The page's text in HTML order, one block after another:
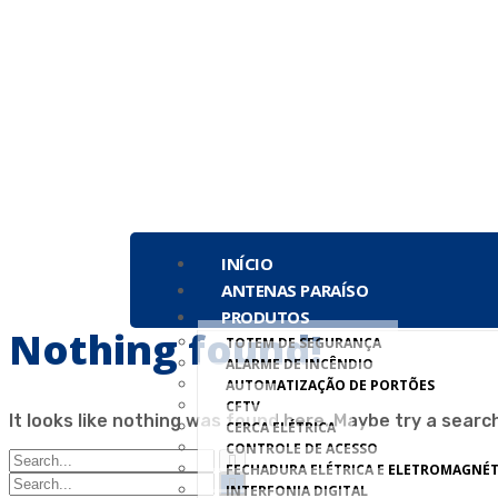
INÍCIO
ANTENAS PARAÍSO
PRODUTOS
TOTEM DE SEGURANÇA
ALARME DE INCÊNDIO
AUTOMATIZAÇÃO DE PORTÕES
CFTV
CERCA ELÉTRICA
CONTROLE DE ACESSO
FECHADURA ELÉTRICA E
INTERFONIA DIGITAL
Nothing found!
It looks like nothing was found here. Maybe try a